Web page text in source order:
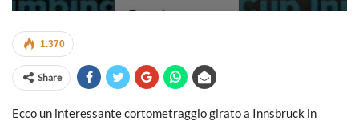
1.370
Share
Ecco un interessante cortometraggio girato a Innsbruck in